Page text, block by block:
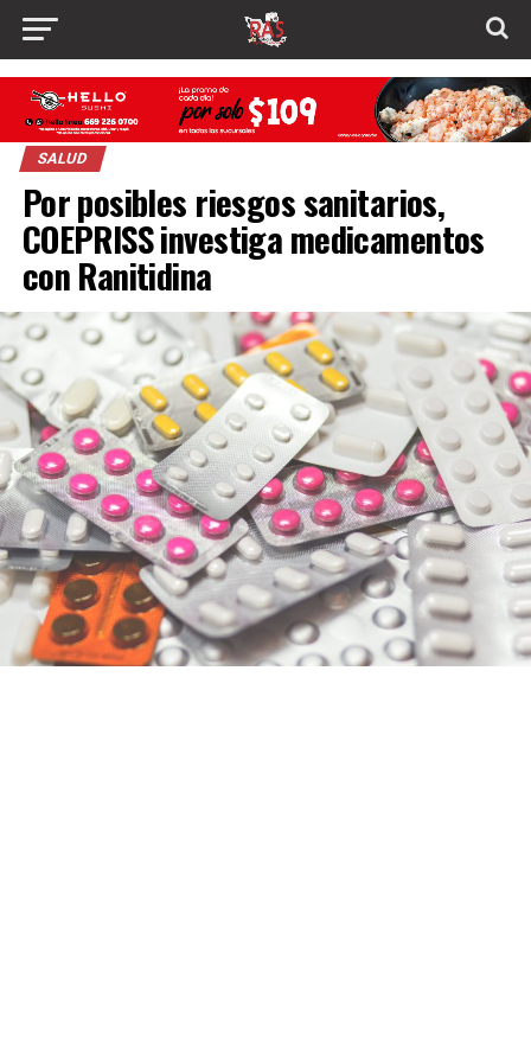
SALUD
Por posibles riesgos sanitarios,
COEPRISS investiga medicamentos
con Ranitidina